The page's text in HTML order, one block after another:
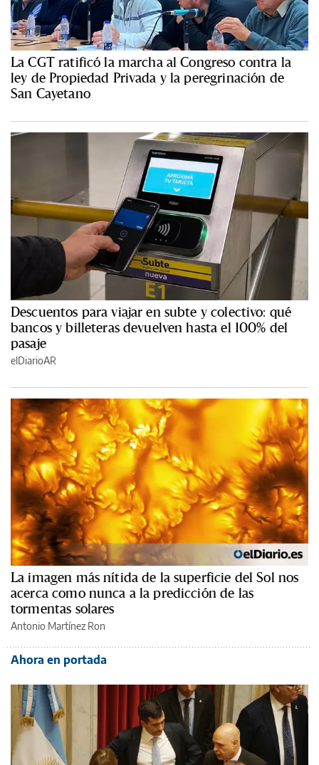
La CGT ratificó la marcha al Congreso contra la
ley de Propiedad Privada y la peregrinación de
San Cayetano
Descuentos para viajar en subte y colectivo: qué
bancos y billeteras devuelven hasta el 100% del
pasaje
elDiarioAR
La imagen más nítida de la superficie del Sol nos
acerca como nunca a la predicción de las
tormentas solares
Antonio Martínez Ron
Ahora en portada